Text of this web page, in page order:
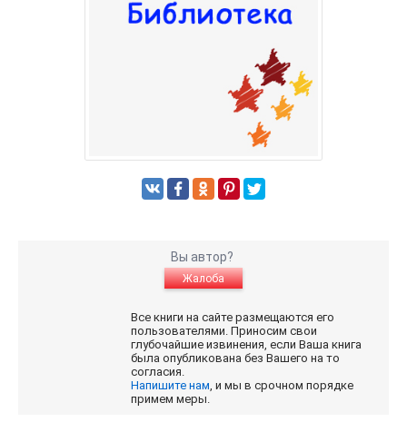
Вы автор?
Жалоба
Все книги на сайте размещаются его
пользователями. Приносим свои
глубочайшие извинения, если Ваша книга
была опубликована без Вашего на то
согласия.
Напишите нам, и мы в срочном порядке
примем меры.